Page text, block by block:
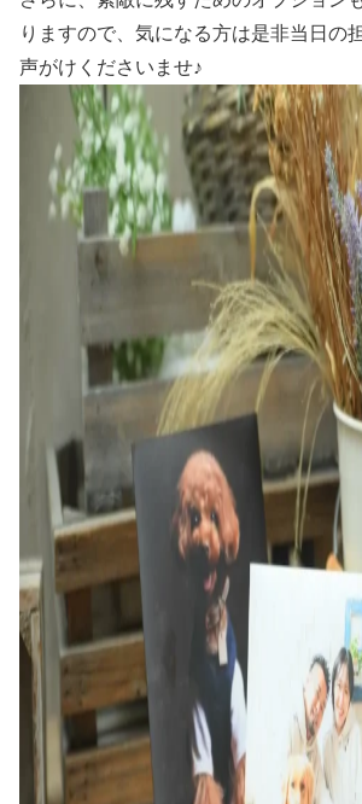
りますので、気になる方は是非当日の
声がけくださいませ♪